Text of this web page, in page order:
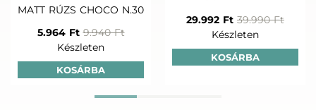
20.670 Ft
Készleten
11.500
MATT RÚZS CHOCO N.30
5.964 Ft 9.940 Ft
Készleten
KOSÁRBA
29.992 Ft 39.990 Ft
Készleten
KOSÁRBA